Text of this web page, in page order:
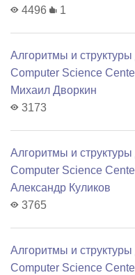
4496
1
Алгоритмы и
Computer Science
Михаил Дворкин
3173
Алгоритмы и
Computer Science
Александр Куликов
3765
Алгоритмы и
Computer Science